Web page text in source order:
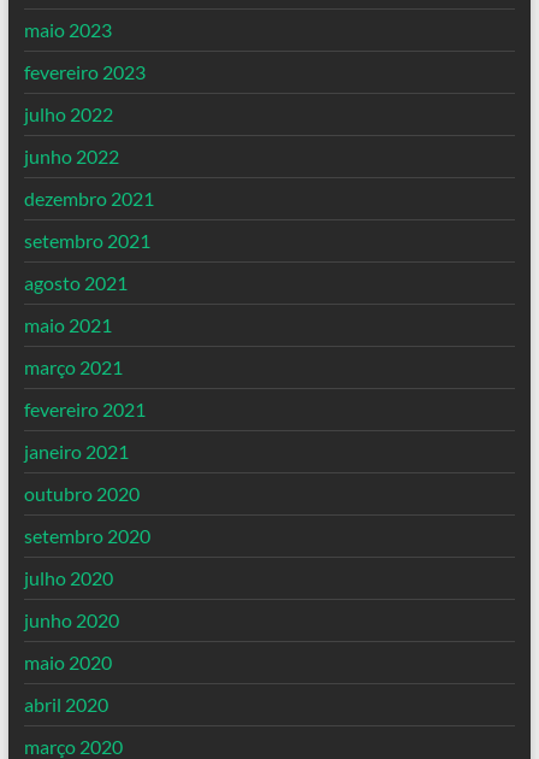
maio 2023
fevereiro 2023
julho 2022
junho 2022
dezembro 2021
setembro 2021
agosto 2021
maio 2021
março 2021
fevereiro 2021
janeiro 2021
outubro 2020
setembro 2020
julho 2020
junho 2020
maio 2020
abril 2020
março 2020